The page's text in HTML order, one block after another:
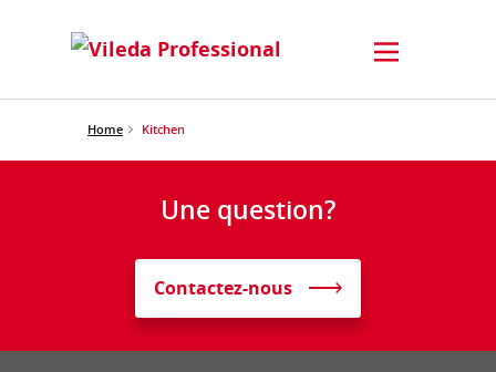
Home Kitchen
Une question?
Contactez-nous